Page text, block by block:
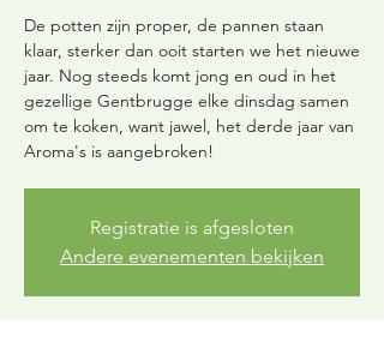
De potten zijn proper, de pannen staan
klaar, sterker dan ooit starten we het nieuwe
jaar. Nog steeds komt jong en oud in het
gezellige Gentbrugge elke dinsdag samen
om te koken, want jawel, het derde jaar van
Aroma's is aangebroken!
Registratie is afgesloten
Andere evenementen bekijken